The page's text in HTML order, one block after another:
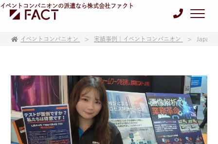
イベントコンパニオンの派遣なら株式会社ファクト
イベントコンパニオン 実績事例｜イベントコンパニオン Japan